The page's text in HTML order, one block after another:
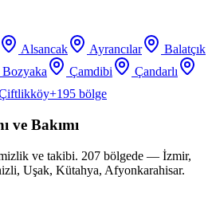
Alsancak Ayrancılar
Balatçık
Bozyaka Çamdibi
Çandarlı
+195 bölge
ve Bakımı
ve takibi. 207 bölgede — İzmir,
Uşak, Kütahya, Afyonkarahisar.